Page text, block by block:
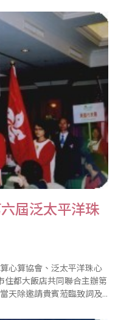
加中華民國、馬來西亞、
屆泛太平洋珠
心算協會、泛太平洋珠心
都大飯店共同聯合主辦第
天除邀請貴賓蒞臨致詞及